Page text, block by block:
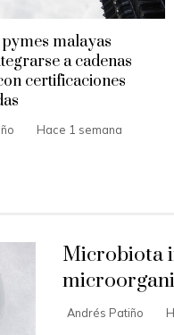
malayas
a cadenas
certificaciones
Hace 1 semana
Microbiota
Andrés Patiño